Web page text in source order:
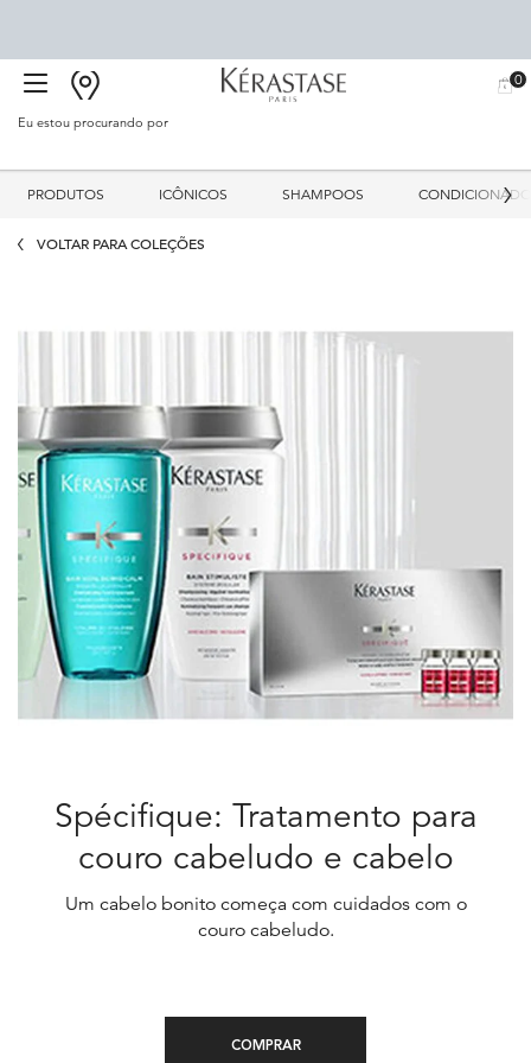
BUSCAR
MEU
0
0
Eu estou procurando por
PRODUTOS ICÔNICOS SHAMPOOS
VOLTAR PARA COLEÇÕES
Spécifique: Tratamento para
couro cabeludo e cabelo
Um cabelo bonito começa com cuidados com o
couro cabeludo.
COMPRAR